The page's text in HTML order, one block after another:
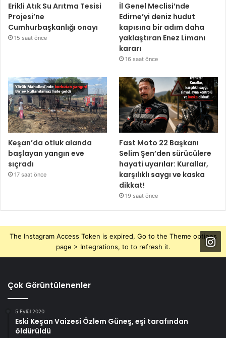
Erikli Atık Su Arıtma Tesisi
Projesi’ne
Cumhurbaşkanlığı onayı
15 saat önce
İl Genel Meclisi’nde
Edirne’yi deniz hudut
kapısına bir adım daha
yaklaştıran Enez Limanı
kararı
16 saat önce
Keşan’da otluk alanda
başlayan yangın eve
sıçradı
17 saat önce
Fast Moto 22 Başkanı
Selim Şen’den sürücülere
hayati uyarılar: Kurallar,
karşılıklı saygı ve kaska
dikkat!
19 saat önce
The Instagram Access Token is expired, Go to the Theme options
page > Integrations, to to refresh it.
Çok Görüntülenenler
5 Eylül 2020
Eski Keşan Vaizesi Özlem Güneş, eşi tarafından
öldürüldü